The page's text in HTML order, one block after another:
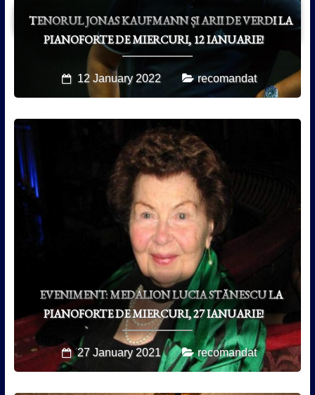
TENORUL JONAS KAUFMANN ȘI ARII DE VERDI LA
PIANOFORTE DE MIERCURI, 12 IANUARIE!
12 January 2022 recomandat
EVENIMENT: MEDALION LUCIA STĂNESCU LA
PIANOFORTE DE MIERCURI, 27 IANUARIE!
27 January 2021 recomandat